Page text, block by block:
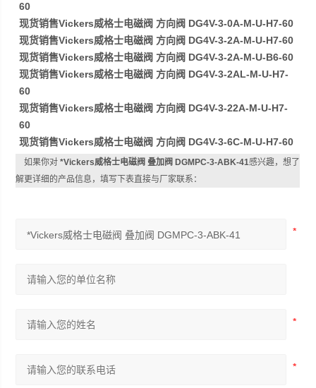
60
现货销售Vickers威格士电磁阀 方向阀 DG4V-3-0A-M-U-H7-60
现货销售Vickers威格士电磁阀 方向阀 DG4V-3-2A-M-U-H7-60
现货销售Vickers威格士电磁阀 方向阀 DG4V-3-2A-M-U-B6-60
现货销售Vickers威格士电磁阀 方向阀 DG4V-3-2AL-M-U-H7-
60
现货销售Vickers威格士电磁阀 方向阀 DG4V-3-22A-M-U-H7-
60
现货销售Vickers威格士电磁阀 方向阀 DG4V-3-6C-M-U-H7-60
如果你对*Vickers威格士电磁阀 叠加阀 DGMPC-3-ABK-41感兴趣，想了
解更详细的产品信息，填写下表直接与厂家联系：